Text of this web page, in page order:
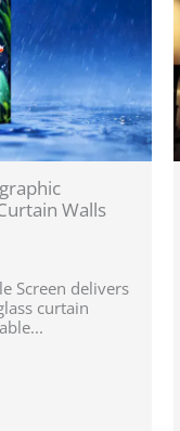
Walls
Screen delivers
curtain